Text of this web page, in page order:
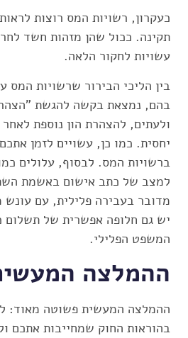
כעקרון, רשויות המס רוצות
תקינה. ככול שהן מזהות חשד
עשויות לחקור הלאה.
בין הליכי הבירור שרשויות המס
בהם, נמצאת בקשה להגשת
ולעתים, להצהרת הון נוספת
יחסית. כמו כן, עשויים לזמן
ברשויות המס. לבסוף, עלולים
למצב של כתב אישום באשמת
מדובר בעבירה פלילית, עם
יש גם חלופה אפשרית של תשלום
המשפט הפלילי.
ההמלצה
ההמלצה המעשית פשוטה מאוד:
בהוראות החוק שמחייבות אתכם